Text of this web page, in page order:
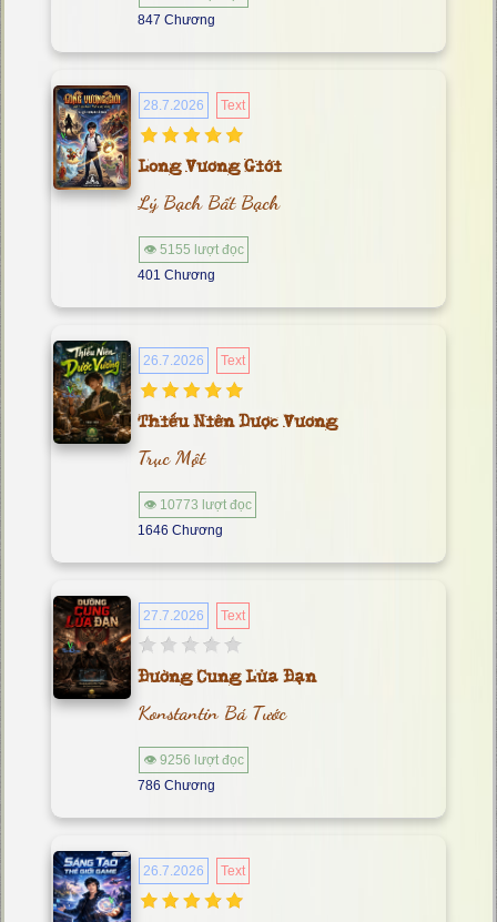
847 Chương
28.7.2026 Text
Long Vương Giới
Lý Bạch Bất Bạch
👁 5155 lượt đọc
401 Chương
26.7.2026 Text
Thiếu Niên Dược Vương
Trục Một
👁 10773 lượt đọc
1646 Chương
27.7.2026 Text
Đường Cung Lửa Đạn
Konstantin Bá Tước
👁 9256 lượt đọc
786 Chương
26.7.2026 Text